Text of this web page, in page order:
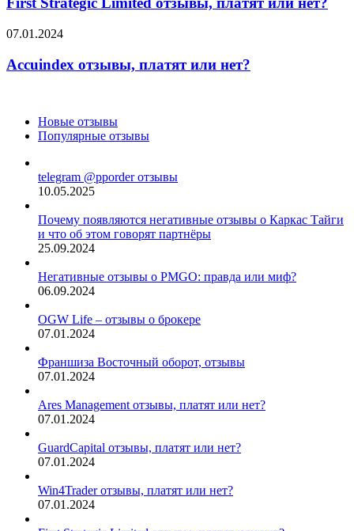
отзывы,
платят
или
нет?
Accuindex
платят
или
07.01.2024
Accuindex отзывы, платят или нет?
Новые отзывы
Популярные отзывы
telegram @pporder отзывы
10.05.2025
Почему появляются негативные отзывы о Каркас Тайги
и что об этом говорят партнёры
25.09.2024
Негативные отзывы о PMGO: правда или миф?
06.09.2024
OGW Life – отзывы о брокере
07.01.2024
Франшиза Восточный оборот, отзывы
07.01.2024
Ares Management отзывы, платят или нет?
07.01.2024
GuardCapital отзывы, платят или нет?
07.01.2024
Win4Trader отзывы, платят или нет?
07.01.2024